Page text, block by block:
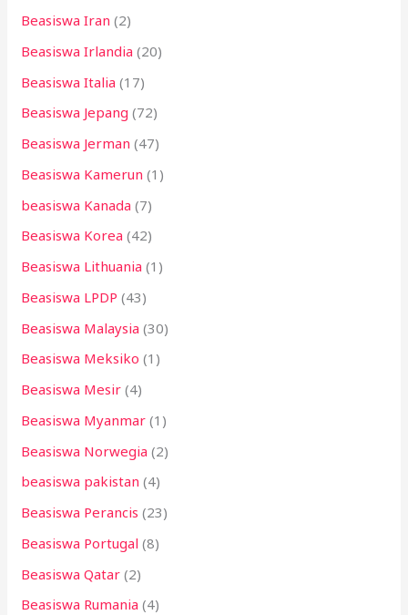
Beasiswa Iran (2)
Beasiswa Irlandia (20)
Beasiswa Italia (17)
Beasiswa Jepang (72)
Beasiswa Jerman (47)
Beasiswa Kamerun (1)
beasiswa Kanada (7)
Beasiswa Korea (42)
Beasiswa Lithuania (1)
Beasiswa LPDP (43)
Beasiswa Malaysia (30)
Beasiswa Meksiko (1)
Beasiswa Mesir (4)
Beasiswa Myanmar (1)
Beasiswa Norwegia (2)
beasiswa pakistan (4)
Beasiswa Perancis (23)
Beasiswa Portugal (8)
Beasiswa Qatar (2)
Beasiswa Rumania (4)